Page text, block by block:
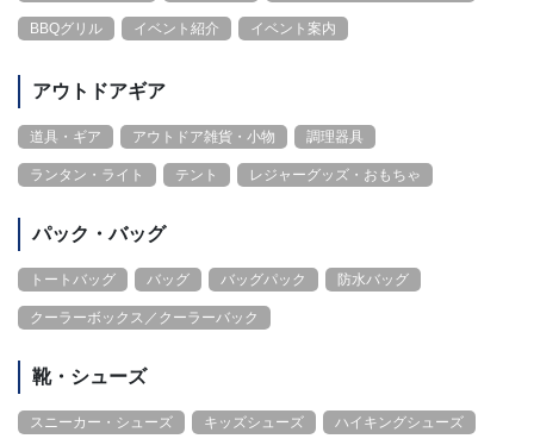
BBQグリル イベント紹介 イベント案内
アウトドアギア
道具・ギア アウトドア雑貨・小物 調理器具
ランタン・ライト テント レジャーグッズ・おもちゃ
パック・バッグ
トートバッグ バッグ バッグパック 防水バッグ
クーラーボックス／クーラーバック
靴・シューズ
スニーカー・シューズ キッズシューズ ハイキングシューズ